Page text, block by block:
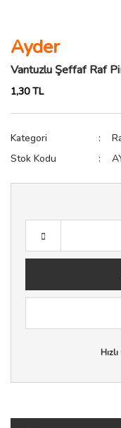
Ayder
Vantuzlu Şeffaf Raf
1,30 TL
Kategori
Stok Kodu